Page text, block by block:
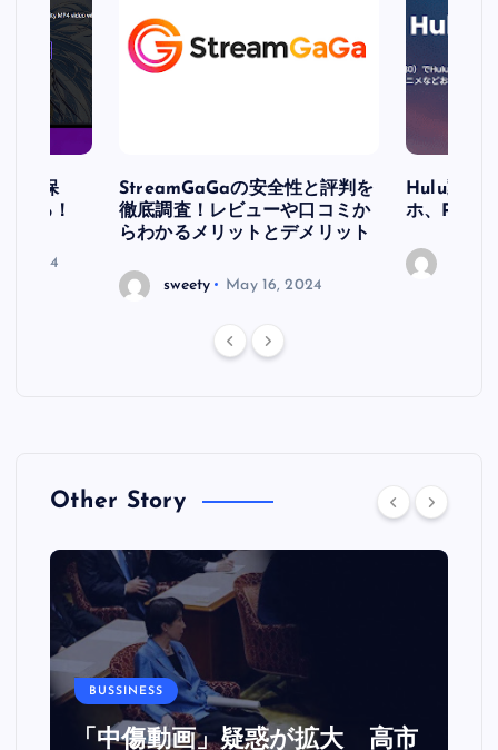
単に保
れる！
7, 2024
StreamGaGaの安全性と評判を
徹底調査！レビューや口コミか
らわかるメリットとデメリット
sweety May 16, 2024
Hulu動画
ホ、PCで
Other Story
BUSSINESS
「中傷動画」疑惑が拡大 高市